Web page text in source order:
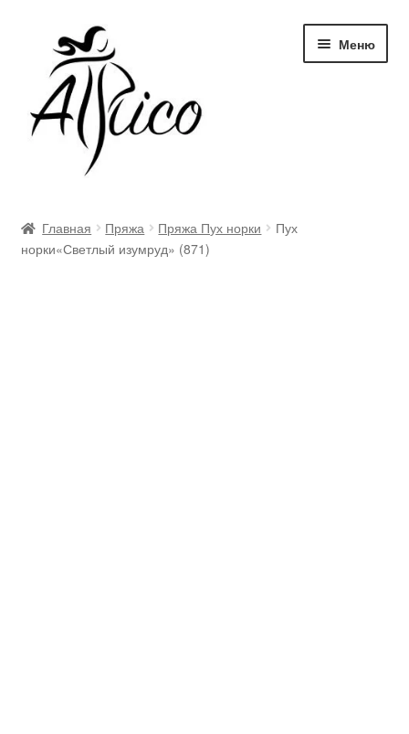
Перейти
навигации
Перейти
содержимому
Меню
Правила и условия
Главная Пряжа Пряжа Пух норки
Пух
норки«Светлый изумруд» (871)